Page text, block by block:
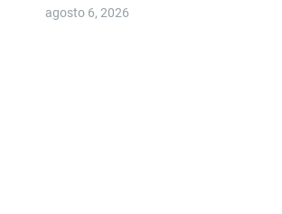
d
agosto 6, 2026